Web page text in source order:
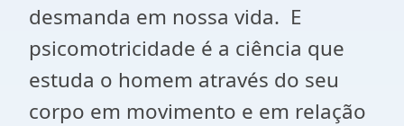
desmanda em nossa vida. E
psicomotricidade é a ciência que
estuda o homem através do seu
corpo em movimento e em relação